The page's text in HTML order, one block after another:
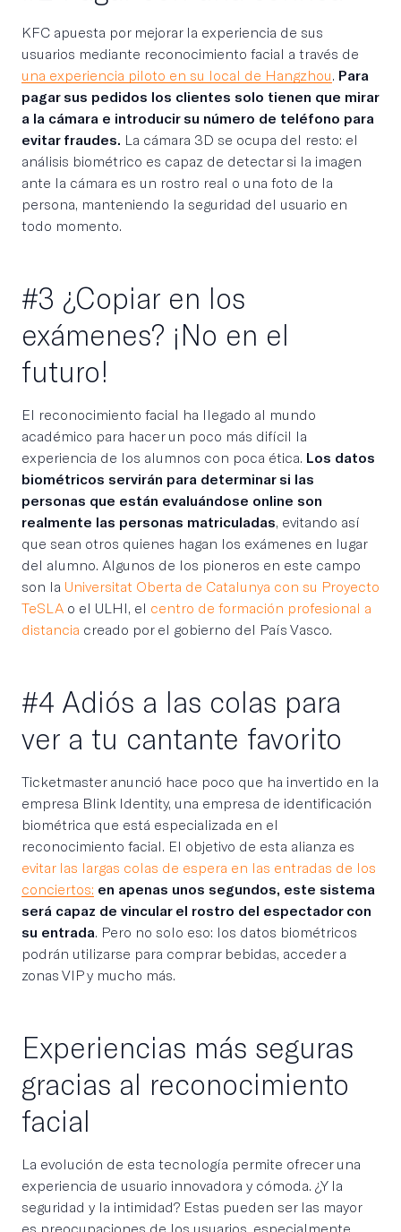
KFC apuesta por mejorar la experiencia de sus
usuarios mediante reconocimiento facial a través de
una experiencia piloto en su local de Hangzhou. Para
pagar sus pedidos los clientes solo tienen que mirar
a la cámara e introducir su número de teléfono para
evitar fraudes. La cámara 3D se ocupa del resto: el
análisis biométrico es capaz de detectar si la imagen
ante la cámara es un rostro real o una foto de la
persona, manteniendo la seguridad del usuario en
todo momento.
#3 ¿Copiar en los
exámenes? ¡No en el
futuro!
El reconocimiento facial ha llegado al mundo
académico para hacer un poco más difícil la
experiencia de los alumnos con poca ética. Los datos
biométricos servirán para determinar si las
personas que están evaluándose online son
realmente las personas matriculadas, evitando así
que sean otros quienes hagan los exámenes en lugar
del alumno. Algunos de los pioneros en este campo
son la Universitat Oberta de Catalunya con su Proyecto
TeSLA o el ULHI, el centro de formación profesional a
distancia creado por el gobierno del País Vasco.
#4 Adiós a las colas para
ver a tu cantante favorito
Ticketmaster anunció hace poco que ha invertido en la
empresa Blink Identity, una empresa de identificación
biométrica que está especializada en el
reconocimiento facial. El objetivo de esta alianza es
evitar las largas colas de espera en las entradas de los
conciertos: en apenas unos segundos, este sistema
será capaz de vincular el rostro del espectador con
su entrada. Pero no solo eso: los datos biométricos
podrán utilizarse para comprar bebidas, acceder a
zonas VIP y mucho más.
Experiencias más seguras
gracias al reconocimiento
facial
La evolución de esta tecnología permite ofrecer una
experiencia de usuario innovadora y cómoda. ¿Y la
seguridad y la intimidad? Estas pueden ser las mayor
es preocupaciones de los usuarios, especialmente